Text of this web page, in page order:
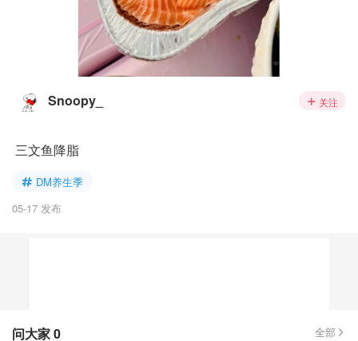
Snoopy_ 关注
三文鱼降脂
DM养生季
05-17 发布
问大家0 全部